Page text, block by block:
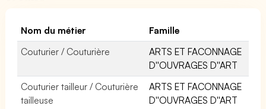
Nom du métier
Famille
Couturier / Couturière
ARTS ET FACONNAGE
D''OUVRAGES D''ART
Couturier tailleur / Couturière
tailleuse
ARTS ET FACONNAGE
D''OUVRAGES D''ART